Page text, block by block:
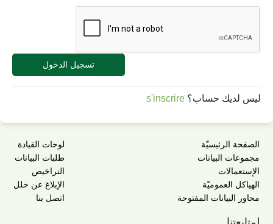
تسجيل الدخول
ليس لديك حساب؟ s'inscrire
الصفحة الرئيسيّة
مجموعات البيانات
الإستعمالات
الهياكل العموميّة
محاور البيانات المفتوحة
لوحات القيادة
طلبات البيانات
التراخيص
الإبلاغ عن خلل
اتصل بنا